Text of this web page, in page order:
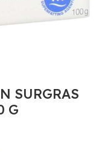
SURGRAS
G